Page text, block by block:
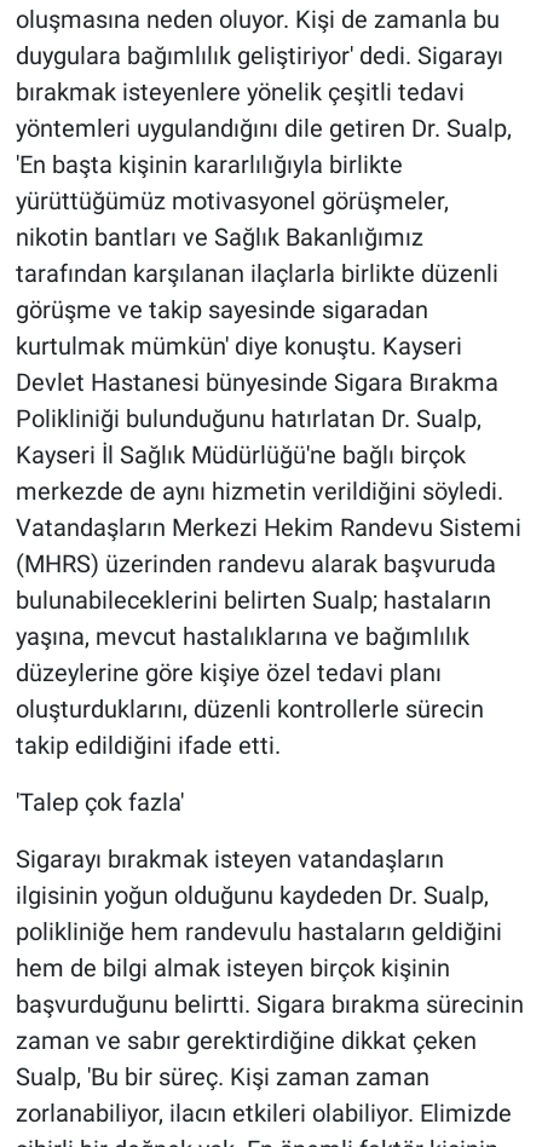
oluşmasına neden oluyor. Kişi de zamanla bu
duygulara bağımlılık geliştiriyor' dedi. Sigarayı
bırakmak isteyenlere yönelik çeşitli tedavi
yöntemleri uygulandığını dile getiren Dr. Sualp,
'En başta kişinin kararlılığıyla birlikte
yürüttüğümüz motivasyonel görüşmeler,
nikotin bantları ve Sağlık Bakanlığımız
tarafından karşılanan ilaçlarla birlikte düzenli
görüşme ve takip sayesinde sigaradan
kurtulmak mümkün' diye konuştu. Kayseri
Devlet Hastanesi bünyesinde Sigara Bırakma
Polikliniği bulunduğunu hatırlatan Dr. Sualp,
Kayseri İl Sağlık Müdürlüğü'ne bağlı birçok
merkezde de aynı hizmetin verildiğini söyledi.
Vatandaşların Merkezi Hekim Randevu Sistemi
(MHRS) üzerinden randevu alarak başvuruda
bulunabileceklerini belirten Sualp; hastaların
yaşına, mevcut hastalıklarına ve bağımlılık
düzeylerine göre kişiye özel tedavi planı
oluşturduklarını, düzenli kontrollerle sürecin
takip edildiğini ifade etti.
'Talep çok fazla'
Sigarayı bırakmak isteyen vatandaşların
ilgisinin yoğun olduğunu kaydeden Dr. Sualp,
polikliniğe hem randevulu hastaların geldiğini
hem de bilgi almak isteyen birçok kişinin
başvurduğunu belirtti. Sigara bırakma sürecinin
zaman ve sabır gerektirdiğine dikkat çeken
Sualp, 'Bu bir süreç. Kişi zaman zaman
zorlanabiliyor, ilacın etkileri olabiliyor. Elimizde